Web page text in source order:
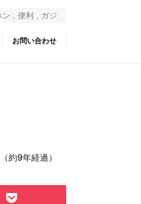
お問い合わせ
約9年経過）